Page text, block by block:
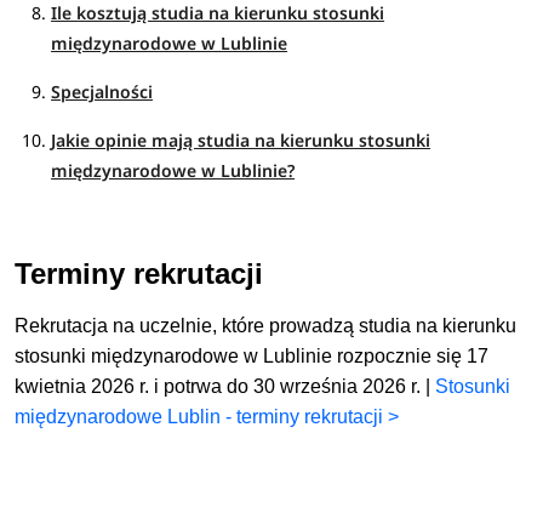
Ile kosztują studia na kierunku stosunki
międzynarodowe w Lublinie
Specjalności
Jakie opinie mają studia na kierunku stosunki
międzynarodowe w Lublinie?
Terminy rekrutacji
Rekrutacja na uczelnie, które prowadzą studia na kierunku
stosunki międzynarodowe w Lublinie rozpocznie się 17
kwietnia 2026 r. i potrwa do 30 września 2026 r. | Stosunki
międzynarodowe Lublin - terminy rekrutacji >